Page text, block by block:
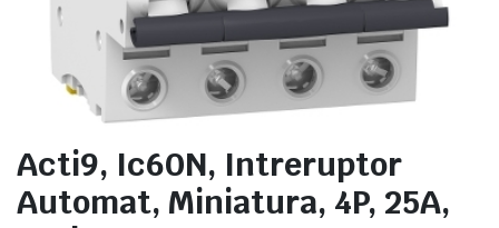
Acti9, Ic60N, Intreruptor
Automat, Miniatura, 4P, 25A,